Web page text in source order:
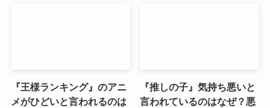
『王様ランキング』のアニ
メがひどいと言われるのは
『推しの子』気持ち悪いと
言われているのはなぜ？悪